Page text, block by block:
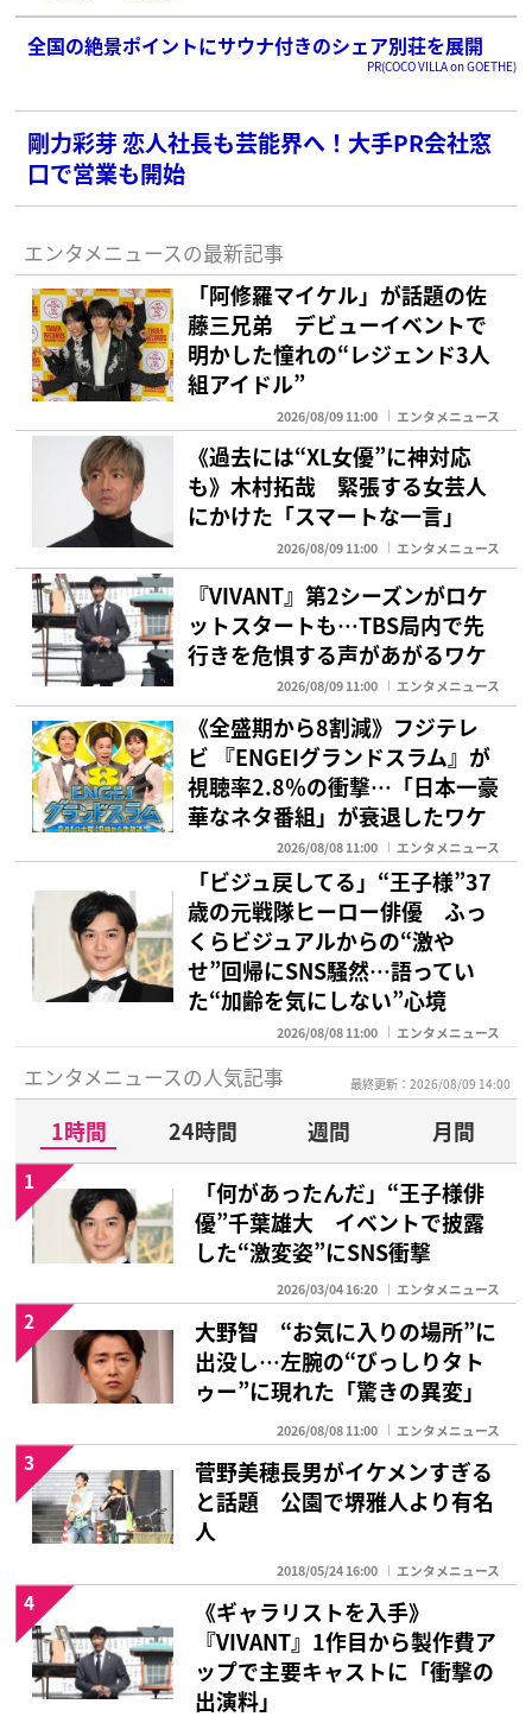
全国の絶景ポイントにサウナ付きのシェア別荘を展開
PR(COCO VILLA on GOETHE)
剛力彩芽 恋人社長も芸能界へ！大手PR会社窓
口で営業も開始
エンタメニュースの最新記事
「阿修羅マイケル」が話題の佐
藤三兄弟 デビューイベントで
明かした憧れの“レジェンド3人
組アイドル”
2026/08/09 11:00 エンタメニュース
《過去には“XL女優”に神対応
も》木村拓哉 緊張する女芸人
にかけた「スマートな一言」
2026/08/09 11:00 エンタメニュース
『VIVANT』第2シーズンがロケ
ットスタートも…TBS局内で先
行きを危惧する声があがるワケ
2026/08/09 11:00 エンタメニュース
《全盛期から8割減》フジテレ
ビ 『ENGEIグランドスラム』が
視聴率2.8％の衝撃…「日本一豪
華なネタ番組」が衰退したワケ
2026/08/08 11:00 エンタメニュース
「ビジュ戻してる」“王子様”37
歳の元戦隊ヒーロー俳優 ふっ
くらビジュアルからの“激や
せ”回帰にSNS騒然…語ってい
た“加齢を気にしない”心境
2026/08/08 11:00 エンタメニュース
エンタメニュースの人気記事 最終更新：2026/08/09 14:00
1時間 24時間 週間
月間
「何があったんだ」“王子様俳
優”千葉雄大 イベントで披露
した“激変姿”にSNS衝撃
2026/03/04 16:20 エンタメニュース
1
大野智 “お気に入りの場所”に
出没し…左腕の“びっしりタト
ゥー”に現れた「驚きの異変」
2026/08/08 11:00 エンタメニュース
2
菅野美穂長男がイケメンすぎる
と話題 公園で堺雅人より有名
人
2018/05/24 16:00 エンタメニュース
3
《ギャラリストを入手》
『VIVANT』1作目から製作費ア
ップで主要キャストに「衝撃の
出演料」
4